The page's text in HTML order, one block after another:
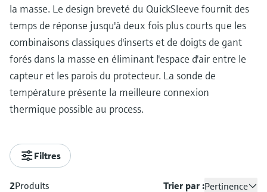
la masse. Le design breveté du QuickSleeve fournit des
temps de réponse jusqu'à deux fois plus courts que les
combinaisons classiques d'inserts et de doigts de gant
forés dans la masse en éliminant l'espace d'air entre le
capteur et les parois du protecteur. La sonde de
température présente la meilleure connexion
thermique possible au process.
Filtres
2Produits Trier par :Pertinence